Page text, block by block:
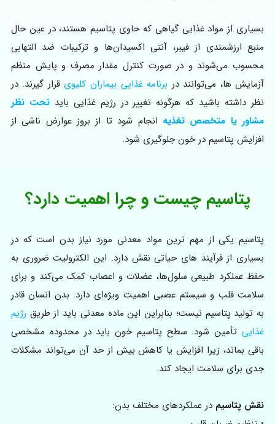
بسیاری از مواد غذایی گیاهی که حاوی پتاسیم هستند، در عین حال
منبع ارزشمندی از فیبر، آنتی‌ اکسیدان‌ها و ترکیبات ضد التهابی
محسوب می‌شوند و در صورت کنترل مقدار مصرف و پایش منظم
آزمایش‌ ها، می‌توانند در برنامه غذایی بیماران کلیوی قرار گیرند. در
نظر داشته باشید که هرگونه تغییر در رژیم غذایی بایدتحت نظر
مشاور یا متخصص تغذیه انجام شود تا از بروز عوارض ناشی از
افزایش پتاسیم در خون جلوگیری شود.
پتاسیم چیست و چرا اهمیت دارد؟
پتاسیم یکی از مهم‌ ترین مواد معدنی مورد نیاز بدن است که در
بسیاری از فرآیند های حیاتی نقش دارد. این الکترولیت ضروری به
حفظ عملکرد طبیعی سلول‌ها، عضلات و اعصاب کمک می‌کند و برای
سلامت قلب و سیستم عصبی اهمیت ویژه‌ای دارد. بدن انسان قادر
به تولید پتاسیم نیست؛ بنابراین این ماده معدنی باید از طریق رژیم
غذاییتأمین شود. سطح پتاسیم خون باید در محدوده مشخصی
باقی بماند، زیرا افزایش یا کاهش بیش از حد آن می‌تواند مشکلات
جدی برای سلامت ایجاد کند.
نقش پتاسیم در عملکردهای مختلف بدن: